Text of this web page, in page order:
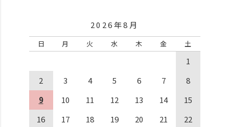
2026年8月
日 月 火 水 木 金 土
1
2
3 4 5 6 7
8
9
10 11 12 13 14
15
16
17 18 19 20 21
22